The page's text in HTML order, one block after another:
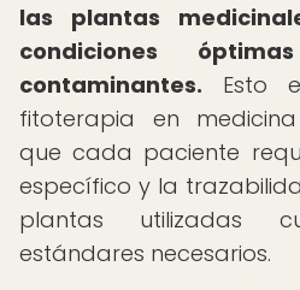
las plantas
condiciones
contaminantes. Esto
fitoterapia en
que cada paciente
específico y la
plantas utilizadas
estándares necesarios.